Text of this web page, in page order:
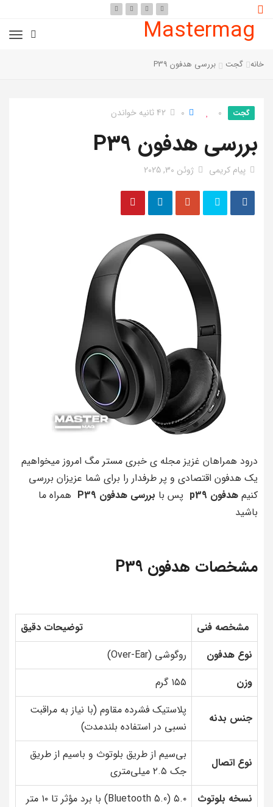
Mastermag
خانه گجت بررسی هدفون P39
گجت 0
0 42 ثانیه خواندن
بررسی هدفون P39
پیام کریمی ژوئن 30, 2025
درود همراهان غزیز مجله ی خبری مستر مگ امروز میخواهیم
یک هدفون اقتصادی و پر طرفدار را برای شما عزیزان بررسی
کنیم هدفون p39 پس با بررسی هدفون P39
همراه ما
باشید
مشخصات هدفون P39
مشخصه فنی
توضیحات دقیق
نوع هدفون
روگوشی (Over-Ear)
وزن
۱۵۵ گرم
جنس بدنه
پلاستیک فشرده مقاوم (با نیاز به مراقبت
نسبی در استفاده بلندمدت)
نوع اتصال
بی‌سیم از طریق بلوتوث و باسیم از طریق
جک ۲.۵ میلی‌متری
نسخه بلوتوث
۵.۰ (Bluetooth 5.0) با برد مؤثر تا ۱۰ متر